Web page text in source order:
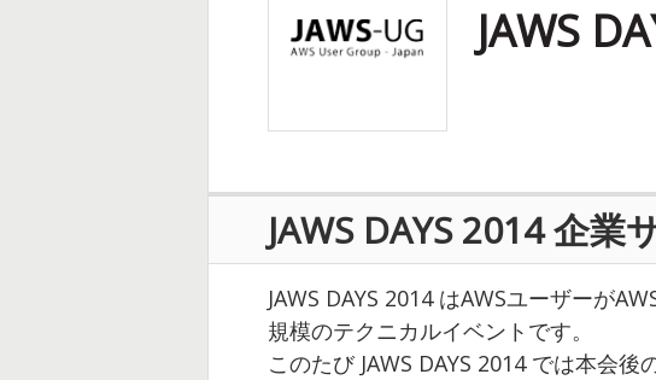
JAWS
JAWS DAYS 2014 企
JAWS DAYS 2014 はAWSユーザーが
規模のテクニカルイベントです。
このたび JAWS DAYS 2014 では本会